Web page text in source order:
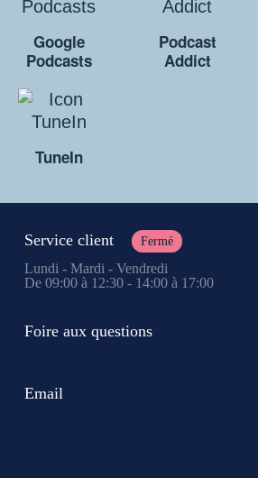
Google
Podcasts
Podcast
Addict
TuneIn
Service client Fermé
Lundi - Mardi - Vendredi
De 09:00 à 12:30 - 14:00 à 17:00
Foire aux questions
Email